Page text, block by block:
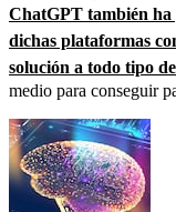
ChatGPT también ha
dichas plataformas
solución a todo tipo
medio para conseguir